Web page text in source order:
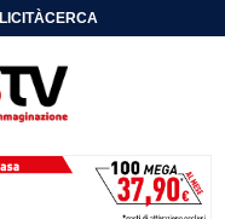
CERCA